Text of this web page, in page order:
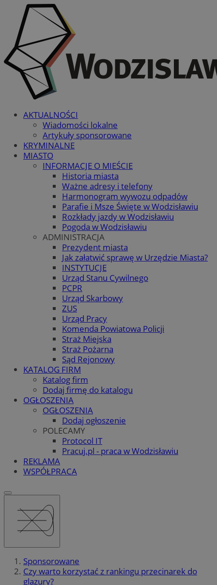
AKTUALNOŚCI
Wiadomości lokalne
Artykuły sponsorowane
KRYMINALNE
MIASTO
INFORMACJE O MIEŚCIE
Historia miasta
Ważne adresy i telefony
Harmonogram wywozu odpadów
Parafie i Msze Święte w Wodzisławiu
Rozkłady jazdy w Wodzisławiu
Pogoda w Wodzisławiu
ADMINISTRACJA
Prezydent miasta
Jak załatwić sprawę w Urzędzie Miasta?
INSTYTUCJE
Urząd Stanu Cywilnego
PCPR
Urząd Skarbowy
ZUS
Urząd Pracy
Komenda Powiatowa Policji
Straż Miejska
Straż Pożarna
Sąd Rejonowy
KATALOG FIRM
Katalog firm
Dodaj firmę do katalogu
OGŁOSZENIA
OGŁOSZENIA
Dodaj ogłoszenie
POLECAMY
Protocol IT
Pracuj.pl - praca w Wodzisławiu
REKLAMA
WSPÓŁPRACA
Sponsorowane
Czy warto korzystać z rankingu przecinarek do
glazury?